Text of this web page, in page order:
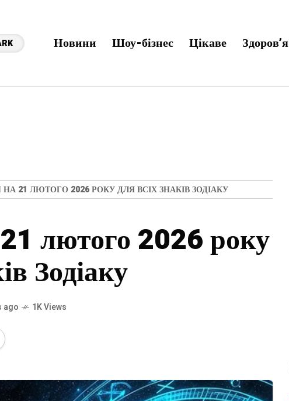
Новини Шоу-бізнес Цікаве Здоров’я
21 ЛЮТОГО 2026 РОКУ ДЛЯ ВСІХ ЗНАКІВ ЗОДІАКУ
лютого 2026 року
Зодіаку
ago 1K Views